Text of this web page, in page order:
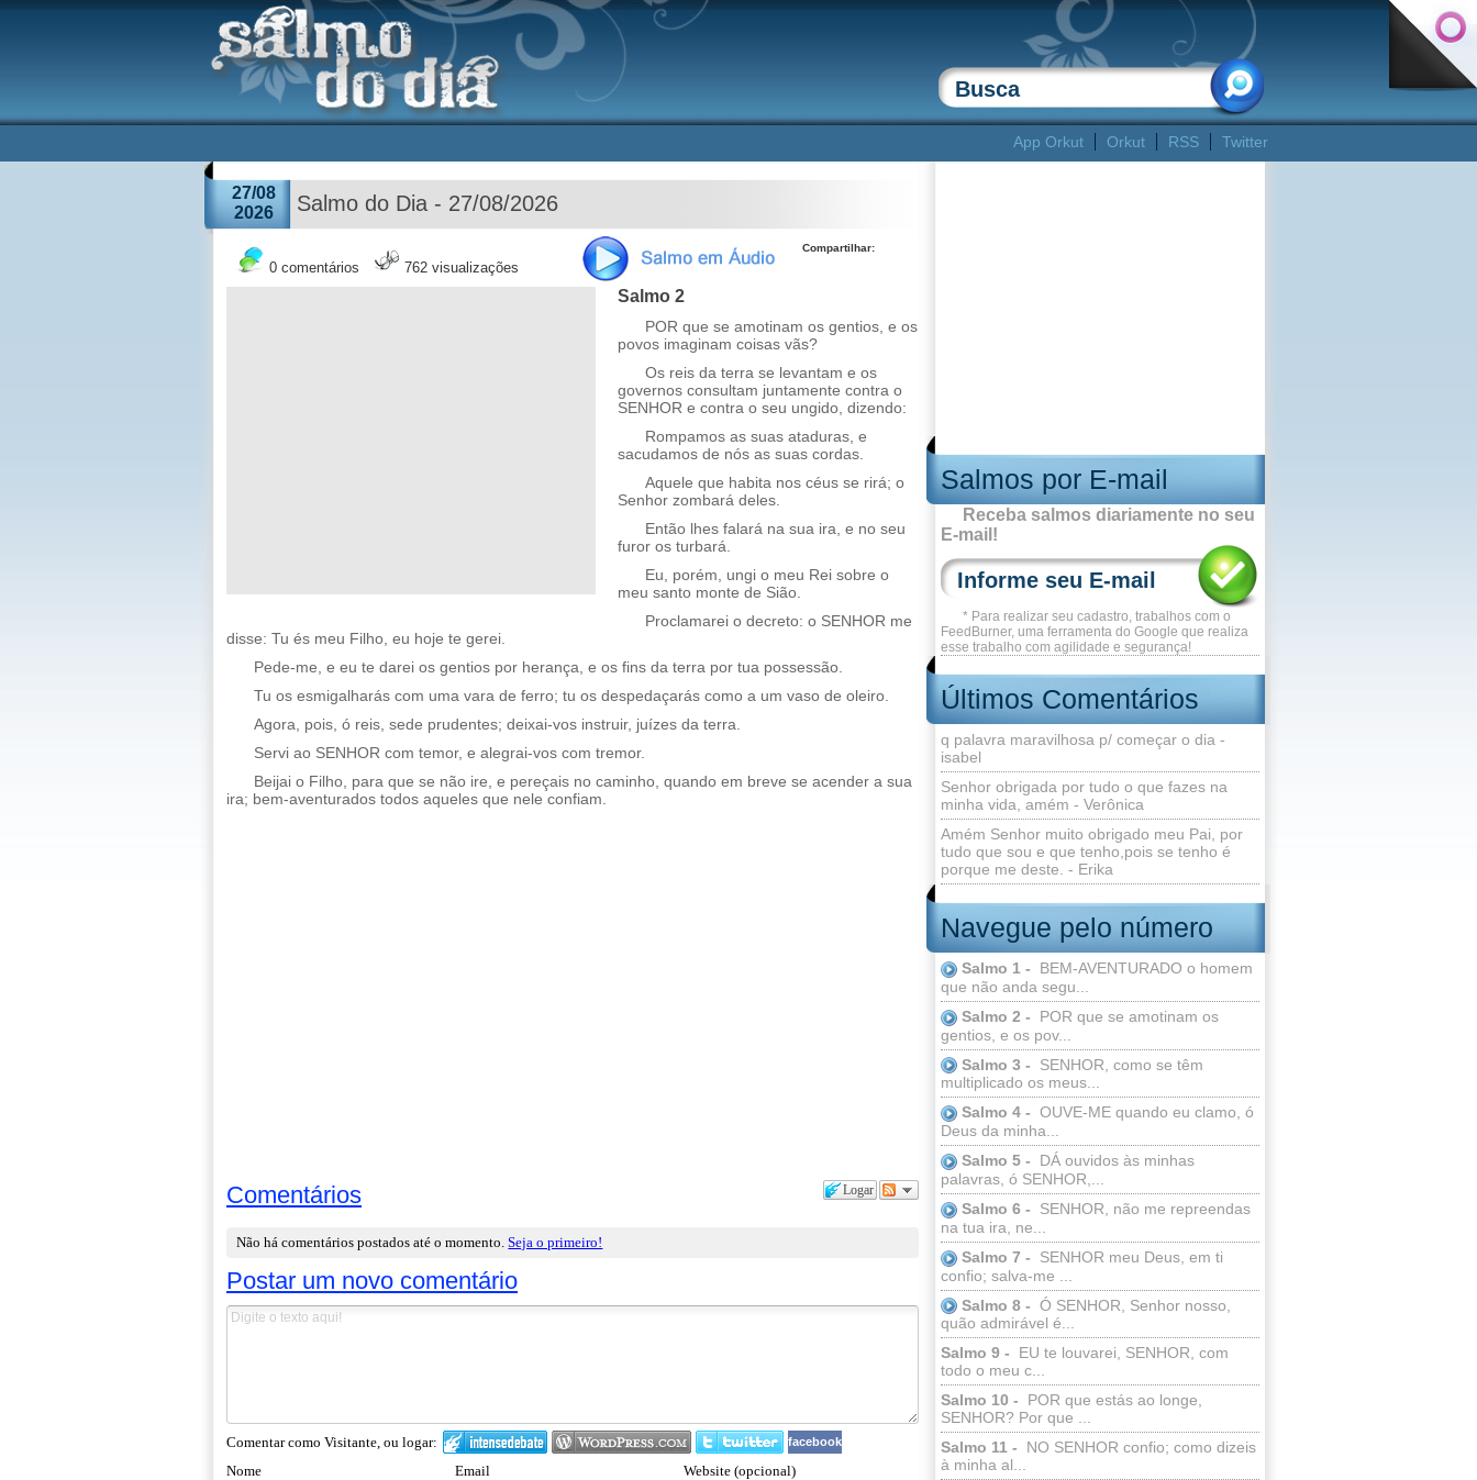
App Orkut Orkut RSS Twitter
Salmos por E-mail
Receba salmos diariamente no seu
E-mail!
* Para realizar seu cadastro, trabalhos com o
FeedBurner, uma ferramenta do Google que realiza
esse trabalho com agilidade e segurança!
Últimos Comentários
q palavra maravilhosa p/ começar o dia -
isabel
Senhor obrigada por tudo o que fazes na
minha vida, amém - Verônica
Amém Senhor muito obrigado meu Pai, por
tudo que sou e que tenho,pois se tenho é
porque me deste. - Erika
Navegue pelo número
Salmo 1 -
BEM-AVENTURADO o homem
que não anda segu...
Salmo 2 -
POR que se amotinam os
gentios, e os pov...
Salmo 3 -
SENHOR, como se têm
multiplicado os meus...
Salmo 4 - OUVE-ME quando eu clamo, ó
Deus da minha...
Salmo 5 -
DÁ ouvidos às minhas
palavras, ó SENHOR,...
Salmo 6 -
SENHOR, não me repreendas
na tua ira, ne...
Salmo 7 -
SENHOR meu Deus, em ti
confio; salva-me ...
Salmo 8 - Ó SENHOR, Senhor nosso,
quão admirável é...
Salmo 9 -
EU te louvarei, SENHOR, com
todo o meu c...
Salmo 10 -
POR que estás ao longe,
SENHOR? Por que ...
Salmo 11 -
NO SENHOR confio; como dizeis
à minha al...
27/08
2026
Salmo do Dia - 27/08/2026
0 comentários 762 visualizações
Compartilhar:
Salmo 2
POR que se amotinam os gentios, e os
povos imaginam coisas vãs?
Os reis da terra se levantam e os
governos consultam juntamente contra o
SENHOR e contra o seu ungido, dizendo:
Rompamos as suas ataduras, e
sacudamos de nós as suas cordas.
Aquele que habita nos céus se rirá; o
Senhor zombará deles.
Então lhes falará na sua ira, e no seu
furor os turbará.
Eu, porém, ungi o meu Rei sobre o
meu santo monte de Sião.
Proclamarei o decreto: o SENHOR me
disse: Tu és meu Filho, eu hoje te gerei.
Pede-me, e eu te darei os gentios por herança, e os fins da terra por tua possessão.
Tu os esmigalharás com uma vara de ferro; tu os despedaçarás como a um vaso de oleiro.
Agora, pois, ó reis, sede prudentes; deixai-vos instruir, juízes da terra.
Servi ao SENHOR com temor, e alegrai-vos com tremor.
Beijai o Filho, para que se não ire, e pereçais no caminho, quando em breve se acender a sua
ira; bem-aventurados todos aqueles que nele confiam.
Logar
Comentários
Não há comentários postados até o momento.Seja o primeiro!
Postar um novo comentário
Comentar como Visitante, ou logar: facebook
Nome Email Website (opcional)